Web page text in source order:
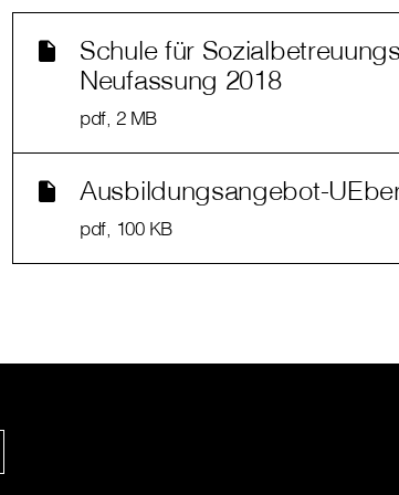
Schule für
Neufassung 2018
pdf, 2 MB
Ausbildungsangebot-
pdf, 100 KB